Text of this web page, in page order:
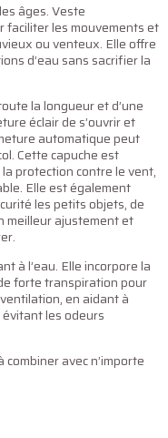
âges. Veste
les mouvements et
ou venteux. Elle offre
d’eau sans sacrifier la
la longueur et d’une
éclair de s’ouvrir et
automatique peut
Cette capuche est
protection contre le vent,
Elle est également
les petits objets, de
meilleur ajustement et
à l’eau. Elle incorpore la
forte transpiration pour
en aidant à
les odeurs
avec n’importe